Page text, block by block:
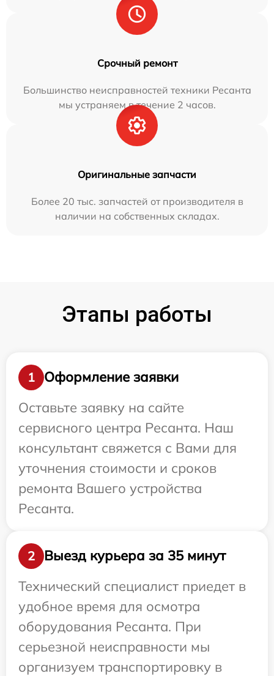
Срочный ремонт
Большинство неисправностей техники Ресанта
мы устраняем в течение 2 часов.
Оригинальные запчасти
Более 20 тыс. запчастей от производителя в
наличии на собственных складах.
Этапы работы
1
Оформление заявки
Оставьте заявку на сайте
сервисного центра Ресанта. Наш
консультант свяжется с Вами для
уточнения стоимости и сроков
ремонта Вашего устройства
Ресанта.
2
Выезд курьера за 35 минут
Технический специалист приедет в
удобное время для осмотра
оборудования Ресанта. При
серьезной неисправности мы
организуем транспортировку в